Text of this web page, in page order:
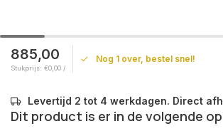
885,00
Stukprijs: €0,00 /
Nog 1 over, bestel snel!
Levertijd 2 tot 4 werkdagen. Direct
Dit product is er in de volgende